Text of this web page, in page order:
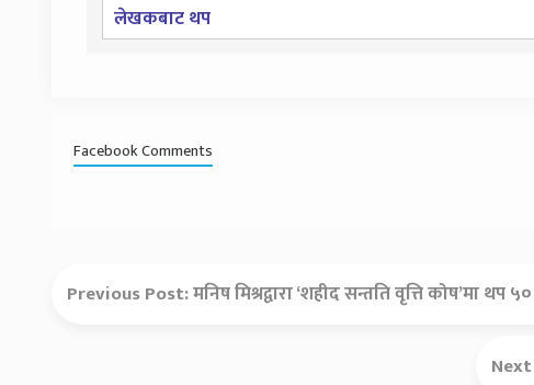
लेखकबाट थप
Facebook Comments
Previous Post:मनिष मिश्रद्वारा ‘शहीद सन्तति वृत्ति कोष’मा थप